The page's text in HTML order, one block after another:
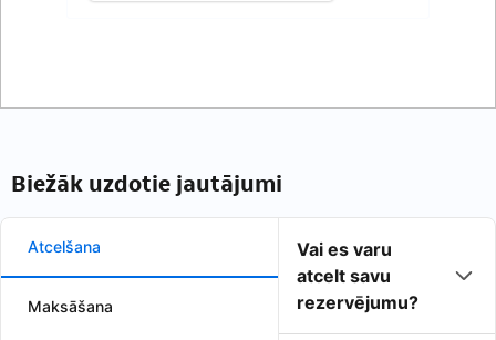
Biežāk uzdotie jautājumi
Atcelšana
Maksāšana
Vai es varu
atcelt savu
rezervējumu?